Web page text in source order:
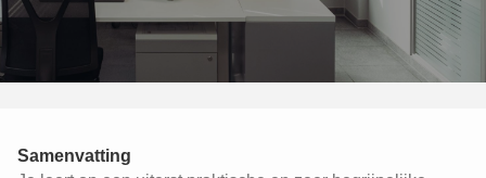
Samenvatting